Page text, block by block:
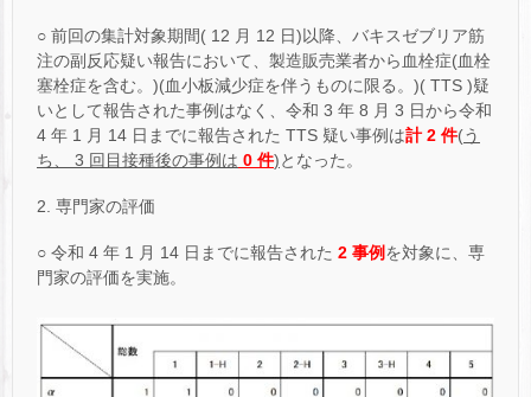
○ 前回の集計対象期間( 12 月 12 日)以降、バキスゼブリア筋
注の副反応疑い報告において、製造販売業者から血栓症(血栓
塞栓症を含む。)(血小板減少症を伴うものに限る。)( TTS )疑
いとして報告された事例はなく、令和 3 年 8 月 3 日から令和
4 年 1 月 14 日までに報告された TTS 疑い事例は計 2 件(う
ち、 3 回目接種後の事例は 0 件)となった。
2. 専門家の評価
○ 令和 4 年 1 月 14 日までに報告された 2 事例を対象に、専
門家の評価を実施。